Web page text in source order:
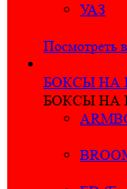
УАЗ
Посмотреть
БОКСЫ НА
БОКСЫ НА